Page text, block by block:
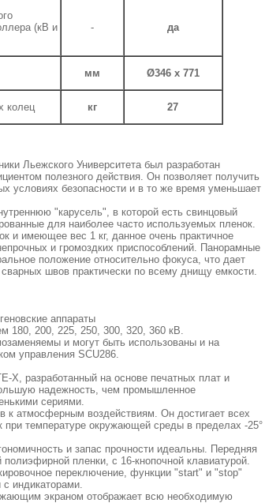
(кВ и
- да
мм Ø346 x 771
колец кг 27
Льежского Университета был разработан
полезного действия. Он позволяет получить
условиях безопасности и в то же время уменьшает
"карусель", в которой есть свинцовый
для наиболее часто используемых пленок.
и имеющее вес 1 кг, данное очень практичное
и громоздких приспособлений. Панорамные
положение относительно фокуса, что дает
швов практически по всему днищу емкости.
аппараты
200, 225, 250, 300, 320, 360 кВ.
и могут быть использованы и на
управления SCU286.
X, разработанный на основе печатных плат и
надежность, чем промышленное
сериями.
к атмосферным воздействиям. Он достигает всех
при температуре окружающей среды в пределах -25°
и запас прочности идеальны. Передняя
пленки, с 16-кнопочной клавиатурой.
переключение, функции "start" и "stop"
индикаторами.
экраном отображает всю необходимую